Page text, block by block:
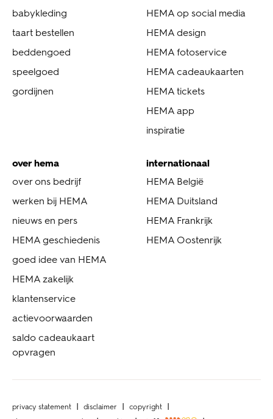
babykleding
taart bestellen
beddengoed
speelgoed
gordijnen
HEMA op social media
HEMA design
HEMA fotoservice
HEMA cadeaukaarten
HEMA tickets
HEMA app
inspiratie
over hema
over ons bedrijf
werken bij HEMA
nieuws en pers
HEMA geschiedenis
goed idee van HEMA
HEMA zakelijk
klantenservice
actievoorwaarden
saldo cadeaukaart
opvragen
internationaal
HEMA België
HEMA Duitsland
HEMA Frankrijk
HEMA Oostenrijk
privacy statement disclaimer
copyright